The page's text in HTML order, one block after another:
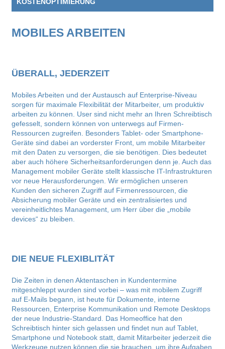
MOBILES ARBEITEN
ÜBERALL, JEDERZEIT
Mobiles Arbeiten und der Austausch auf Enterprise-Niveau
sorgen für maximale Flexibilität der Mitarbeiter, um produktiv
arbeiten zu können. User sind nicht mehr an Ihren Schreibtisch
gefesselt, sondern können von unterwegs auf Firmen-
Ressourcen zugreifen. Besonders Tablet- oder Smartphone-
Geräte sind dabei an vorderster Front, um mobile Mitarbeiter
mit den Daten zu versorgen, die sie benötigen. Dies bedeutet
aber auch höhere Sicherheitsanforderungen denn je. Auch das
Management mobiler Geräte stellt klassische IT-Infrastrukturen
vor neue Herausforderungen. Wir ermöglichen unseren
Kunden den sicheren Zugriff auf Firmenressourcen, die
Absicherung mobiler Geräte und ein zentralisiertes und
vereinheitlichtes Management, um Herr über die „mobile
devices“ zu bleiben.
DIE NEUE FLEXIBLITÄT
Die Zeiten in denen Aktentaschen in Kundentermine
mitgeschleppt wurden sind vorbei – was mit mobilem Zugriff
auf E-Mails begann, ist heute für Dokumente, interne
Ressourcen, Enterprise Kommunikation und Remote Desktops
der neue Industrie-Standard. Das Homeoffice hat den
Schreibtisch hinter sich gelassen und findet nun auf Tablet,
Smartphone und Notebook statt, damit Mitarbeiter jederzeit die
Werkzeuge nutzen können die sie brauchen, um ihre Aufgaben